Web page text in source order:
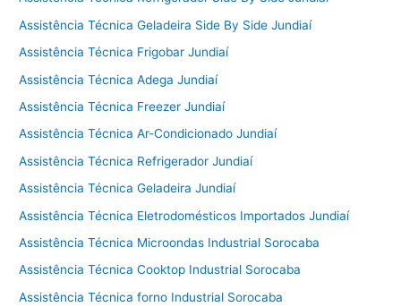
Assistência Técnica Geladeira Side By Side Jundiaí
Assistência Técnica Frigobar Jundiaí
Assistência Técnica Adega Jundiaí
Assistência Técnica Freezer Jundiaí
Assistência Técnica Ar-Condicionado Jundiaí
Assistência Técnica Refrigerador Jundiaí
Assistência Técnica Geladeira Jundiaí
Assistência Técnica Eletrodomésticos Importados Jundiaí
Assistência Técnica Microondas Industrial Sorocaba
Assistência Técnica Cooktop Industrial Sorocaba
Assistência Técnica forno Industrial Sorocaba